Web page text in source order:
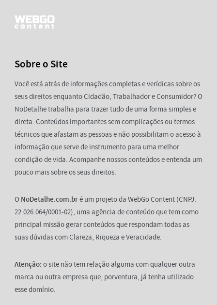
Sobre o Site
Você está atrás de informações completas e verídicas sobre os
seus direitos enquanto Cidadão, Trabalhador e Consumidor? O
NoDetalhe trabalha para trazer tudo de uma forma simples e
direta. Conteúdos importantes sem complicações ou termos
técnicos que afastam as pessoas e não possibilitam o acesso à
informação que serve de instrumento para uma melhor
condição de vida. Acompanhe nossos conteúdos e entenda um
pouco mais sobre os seus direitos.
O NoDetalhe.com.bré um projeto da WebGo Content (CNPJ:
22.026.064/0001-02), uma agência de conteúdo que tem como
principal missão gerar conteúdos que respondam todas as
suas dúvidas com Clareza, Riqueza e Veracidade.
Atenção: o site não tem relação alguma com qualquer outra
marca ou outra empresa que, porventura, já tenha utilizado
esse domínio.